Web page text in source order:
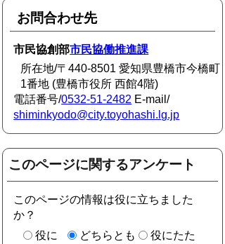
お問合わせ先
市民協創部市民協働推進課
所在地/〒440-8501 愛知県豊橋市今橋町
1番地 (豊橋市役所 西館4階)
電話番号/0532-51-2482 E-mail/
shiminkyodo@city.toyohashi.lg.jp
このページに関するアンケート
このページの情報は役に立ちました
か？
役に
どちらとも
役にたた